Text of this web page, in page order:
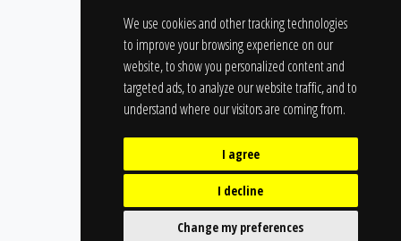
We use cookies and other tracking technologies
to improve your browsing experience on our
website, to show you personalized content and
targeted ads, to analyze our website traffic, and to
understand where our visitors are coming from.
I agree
I decline
Change my preferences